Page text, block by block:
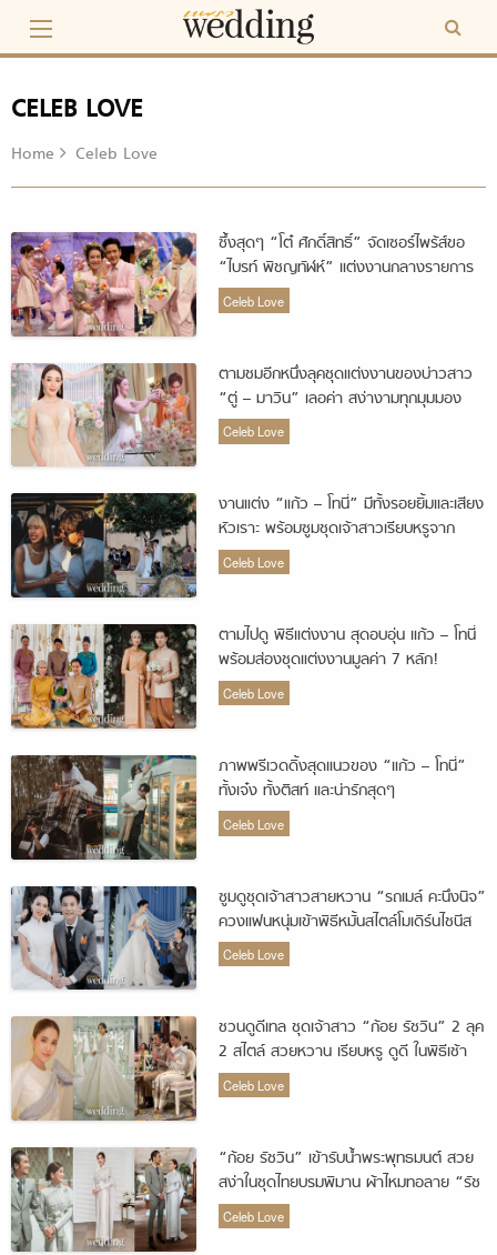
content
CELEB LOVE
Home Celeb Love
ซึ้งสุดๆ “โต๋ ศักดิ์สิทธิ์” จัดเซอร์ไพร้ส์ขอ
“ไบรท์ พิชญทัฬห์” แต่งงานกลางรายการ
เรื่องเล่าเช้านี้
Celeb Love
ตามชมอีกหนึ่งลุคชุดแต่งงานของบ่าวสาว
“ตู่ – มาวิน” เลอค่า สง่างามทุกมุมมอง
Celeb Love
งานแต่ง “แก้ว – โทนี่” มีทั้งรอยยิ้มและเสียง
หัวเราะ พร้อมซูมชุดเจ้าสาวเรียบหรูจาก
แบรนด์ดัง
Celeb Love
ตามไปดู พิธีแต่งงาน สุดอบอุ่น แก้ว – โทนี่
พร้อมส่องชุดแต่งงานมูลค่า 7 หลัก!
Celeb Love
ภาพพรีเวดดิ้งสุดแนวของ “แก้ว – โทนี่”
ทั้งเจ๋ง ทั้งติสท์ และน่ารักสุดๆ
Celeb Love
ซูมดูชุดเจ้าสาวสายหวาน “รถเมล์ คะนึงนิจ”
ควงแฟนหนุ่มเข้าพิธีหมั้นสไตล์โมเดิร์นไชนีส
Celeb Love
ชวนดูดีเทล ชุดเจ้าสาว “ก้อย รัชวิน” 2 ลุค
2 สไตล์ สวยหวาน เรียบหรู ดูดี ในพิธีเช้า
Celeb Love
“ก้อย รัชวิน” เข้ารับน้ำพระพุทธมนต์ สวย
สง่าในชุดไทยบรมพิมาน ผ้าไหมทอลาย “รัช
วิน” จากแบรนด์ วนัช กูตูร์
Celeb Love